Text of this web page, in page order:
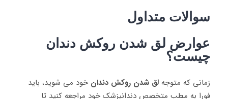
سوالات متداول
عوارض لق شدن روکش دندان
چیست؟
زمانی که متوجه لق شدن روکش دندان خود می‌ شوید، باید
فورا به مطب متخصص دندانپزشک خود مراجعه کنید تا